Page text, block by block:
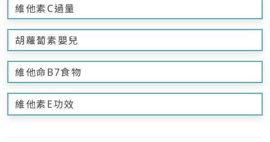
維他素C過量
胡蘿蔔素嬰兒
維他命B7食物
維他素E功效